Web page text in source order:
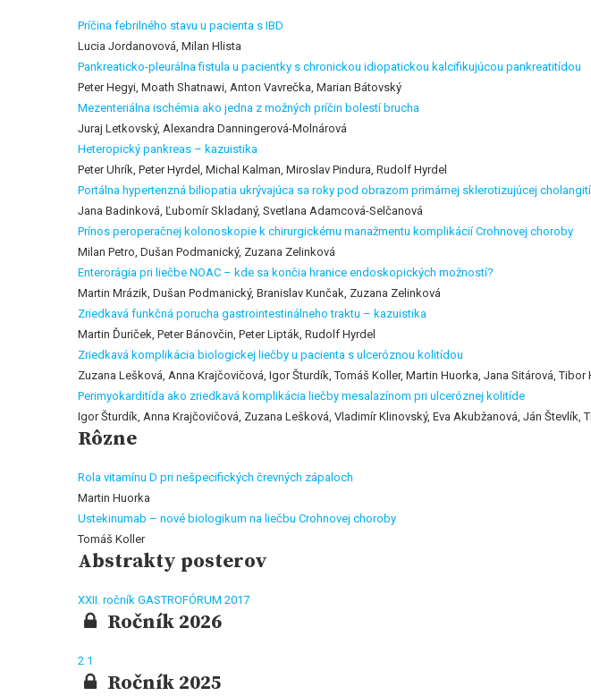
Príčina febrilného stavu u pacienta s IBD
Lucia Jordanovová, Milan Hlista
Pankreaticko-pleurálna fistula u pacientky s chronickou idiopatickou kalcifikujúcou pankreatitídou
Peter Hegyi, Moath Shatnawi, Anton Vavrečka, Marian Bátovský
Mezenteriálna ischémia ako jedna z možných príčin bolestí brucha
Juraj Letkovský, Alexandra Danningerová-Molnárová
Heteropický pankreas – kazuistika
Peter Uhrík, Peter Hyrdel, Michal Kalman, Miroslav Pindura, Rudolf Hyrdel
Portálna hypertenzná biliopatia ukrývajúca sa roky pod obrazom primárnej sklerotizujúcej
Jana Badinková, Ľubomír Skladaný, Svetlana Adamcová-Selčanová
Prínos peroperačnej kolonoskopie k chirurgickému manažmentu komplikácií Crohnovej choroby
Milan Petro, Dušan Podmanický, Zuzana Zelinková
Enterorágia pri liečbe NOAC – kde sa končia hranice endoskopických možností?
Martin Mrázik, Dušan Podmanický, Branislav Kunčak, Zuzana Zelinková
Zriedkavá funkčná porucha gastrointestinálneho traktu – kazuistika
Martin Ďuriček, Peter Bánovčin, Peter Lipták, Rudolf Hyrdel
Zriedkavá komplikácia biologickej liečby u pacienta s ulceróznou kolitídou
Zuzana Lešková, Anna Krajčovičová, Igor Šturdík, Tomáš Koller, Martin Huorka, Jana Sitárová, Tibor
Perimyokarditída ako zriedkavá komplikácia liečby mesalazínom pri ulceróznej kolitíde
Igor Šturdík, Anna Krajčovičová, Zuzana Lešková, Vladimír Klinovský, Eva Akubžanová, Ján Števlík,
Rôzne
Rola vitamínu D pri nešpecifických črevných zápaloch
Martin Huorka
Ustekinumab – nové biologikum na liečbu Crohnovej choroby
Tomáš Koller
Abstrakty posterov
XXII. ročník GASTROFÓRUM 2017
Ročník 2026
2 1
Ročník 2025